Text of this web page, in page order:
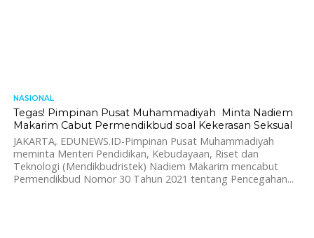
NASIONAL
Tegas! Pimpinan Pusat Muhammadiyah Minta Nadiem
Makarim Cabut Permendikbud soal Kekerasan Seksual
JAKARTA, EDUNEWS.ID-Pimpinan Pusat Muhammadiyah
meminta Menteri Pendidikan, Kebudayaan, Riset dan
Teknologi (Mendikbudristek) Nadiem Makarim mencabut
Permendikbud Nomor 30 Tahun 2021 tentang Pencegahan...